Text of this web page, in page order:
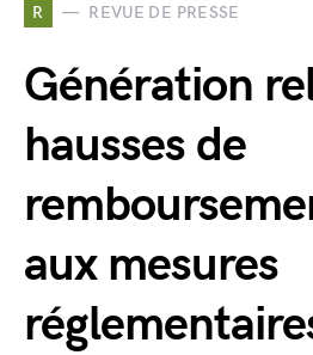
R REVUE DE PRESSE
Génération
hausses de
aux mesures